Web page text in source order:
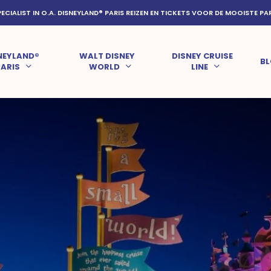
IN O.A. DISNEYLAND® PARIS REIZEN EN TICKETS VOOR DE MOOISTE
WALT DISNEY
WORLD
DISNEY CRUISE
LINE